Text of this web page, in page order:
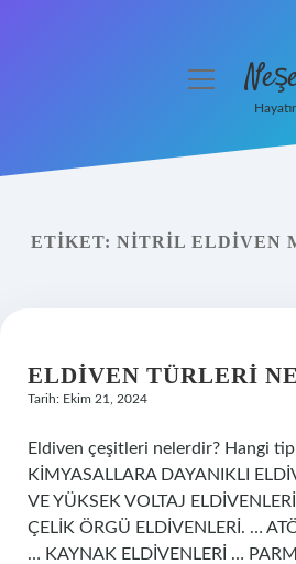
Yasal Uyarı
menüyü
ETIKET: NITRIL ELDIVEN
ELDIVEN TÜRLERI
Tarih: Ekim 21, 2024
Eldiven çeşitleri nelerdir? Hangi
KİMYASALLARA DAYANIKLI
VE YÜKSEK VOLTAJ
ÇELİK ÖRGÜ ELDİVENLERİ. …
… KAYNAK ELDİVENLERİ …